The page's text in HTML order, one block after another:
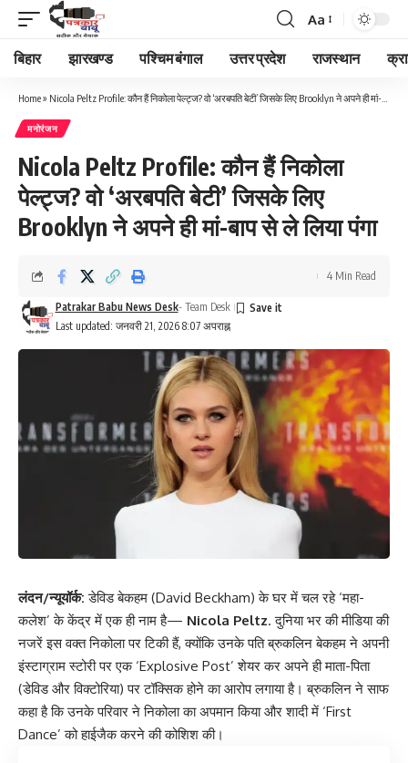
Font
Resizer
Aa
बिहार झारखण्ड पश्चिम बंगाल उत्तर प्रदेश राजस्थान
Home» Nicola Peltz Profile: कौन हैं निकोला पेल्ट्ज? वो ‘अरबपति बेटी’ जिसके लिए Brooklyn ने अपने ही मां-बाप से ले लिया पंगा
मनोरंजन
Nicola Peltz Profile: कौन हैं निकोला
पेल्ट्ज? वो ‘अरबपति बेटी’ जिसके लिए
Brooklyn ने अपने ही मां-बाप से ले लिया पंगा
Last updated: जनवरी 21, 2026 8:07 अपराह्न
Patrakar Babu News Desk- Team Desk
4 Min Read
लंदन/न्यूयॉर्क: डेविड बेकहम (David Beckham) के घर में चल रहे ‘महा-
कलेश’ के केंद्र में एक ही नाम है— Nicola Peltz. दुनिया भर की मीडिया की
नजरें इस वक्त निकोला पर टिकी हैं, क्योंकि उनके पति ब्रुकलिन बेकहम ने अपनी
इंस्टाग्राम स्टोरी पर एक ‘Explosive Post’ शेयर कर अपने ही माता-पिता
(डेविड और विक्टोरिया) पर टॉक्सिक होने का आरोप लगाया है। ब्रुकलिन ने साफ
कहा है कि उनके परिवार ने निकोला का अपमान किया और शादी में ‘First
Dance’ को हाईजैक करने की कोशिश की।